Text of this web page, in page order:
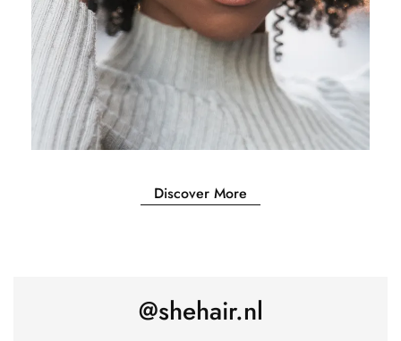
25,41 27,83€
Discover More
@shehair.nl